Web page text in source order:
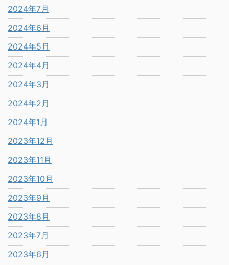
2024年7月
2024年6月
2024年5月
2024年4月
2024年3月
2024年2月
2024年1月
2023年12月
2023年11月
2023年10月
2023年9月
2023年8月
2023年7月
2023年6月